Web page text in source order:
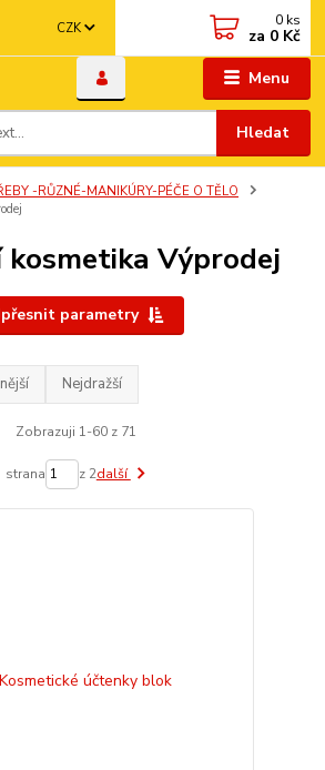
Menu
CZK
Hledat
0 ks
za 0 Kč
-RŮZNÉ-MANIKÚRY-PÉČE O TĚLO
Výprodej
parametry
Nejdražší
Zobrazuji 1-60 z 71
strana z 2další